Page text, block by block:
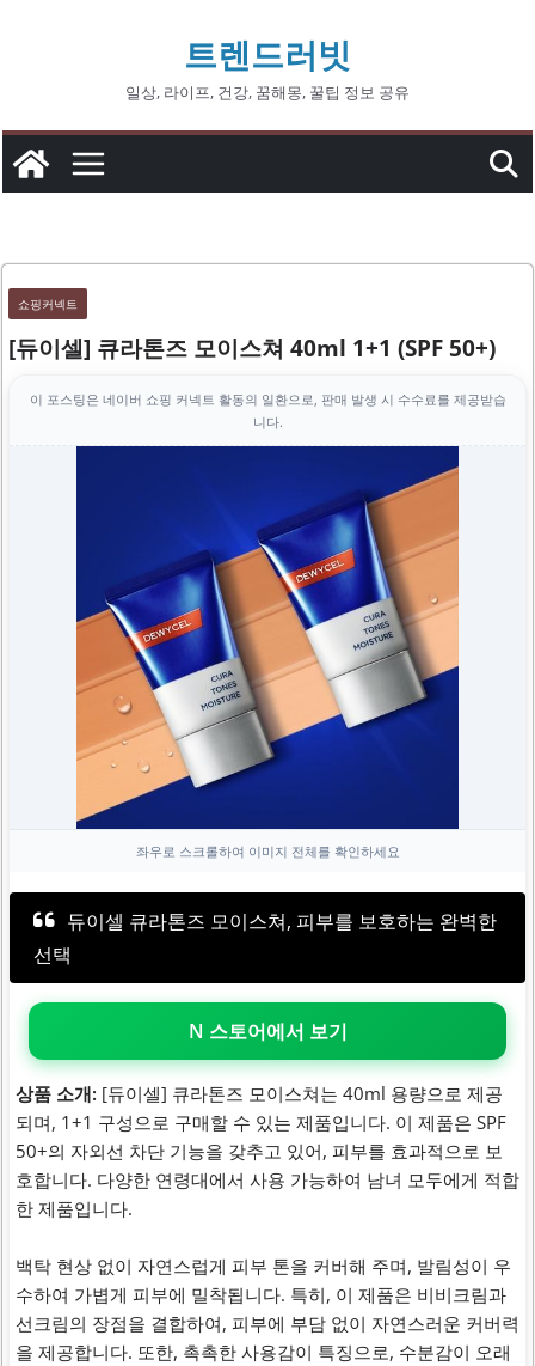
트렌드러빗
일상, 라이프, 건강, 꿈해몽, 꿀팁 정보 공유
쇼핑커넥트
[듀이셀] 큐라톤즈 모이스쳐 40ml 1+1 (SPF 50+)
이 포스팅은 네이버 쇼핑 커넥트 활동의 일환으로, 판매 발생 시 수수료를 제공받습
니다.
좌우로 스크롤하여 이미지 전체를 확인하세요
듀이셀 큐라톤즈 모이스쳐, 피부를 보호하는 완벽한
선택
N 스토어에서 보기
상품 소개: [듀이셀] 큐라톤즈 모이스쳐는 40ml 용량으로 제공
되며, 1+1 구성으로 구매할 수 있는 제품입니다. 이 제품은 SPF
50+의 자외선 차단 기능을 갖추고 있어, 피부를 효과적으로 보
호합니다. 다양한 연령대에서 사용 가능하여 남녀 모두에게 적합
한 제품입니다.
백탁 현상 없이 자연스럽게 피부 톤을 커버해 주며, 발림성이 우
수하여 가볍게 피부에 밀착됩니다. 특히, 이 제품은 비비크림과
선크림의 장점을 결합하여, 피부에 부담 없이 자연스러운 커버력
을 제공합니다. 또한, 촉촉한 사용감이 특징으로, 수분감이 오래